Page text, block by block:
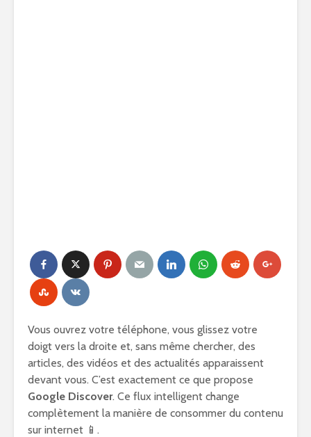
Vous ouvrez votre téléphone, vous glissez votre
doigt vers la droite et, sans même chercher, des
articles, des vidéos et des actualités apparaissent
devant vous. C’est exactement ce que propose
Google Discover. Ce flux intelligent change
complètement la manière de consommer du contenu
sur internet 📱.